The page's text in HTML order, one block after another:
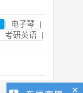
| 电子琴
|
考研英语
|